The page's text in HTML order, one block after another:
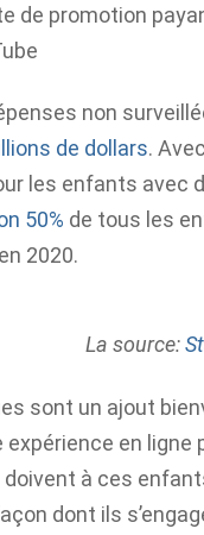
de promotion
non
de dollars.
les enfants avec
50% de tous les
2020.
La source:
sont un ajout
expérience en
à ces
dont ils